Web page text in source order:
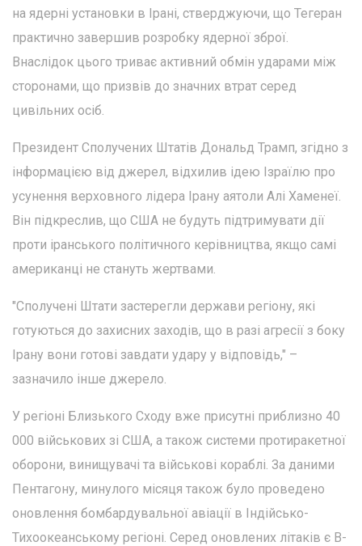
на ядерні установки в Ірані, стверджуючи, що Тегеран
практично завершив розробку ядерної зброї.
Внаслідок цього триває активний обмін ударами між
сторонами, що призвів до значних втрат серед
цивільних осіб.
Президент Сполучених Штатів Дональд Трамп, згідно з
інформацією від джерел, відхилив ідею Ізраїлю про
усунення верховного лідера Ірану аятоли Алі Хаменеї.
Він підкреслив, що США не будуть підтримувати дії
проти іранського політичного керівництва, якщо самі
американці не стануть жертвами.
"Сполучені Штати застерегли держави регіону, які
готуються до захисних заходів, що в разі агресії з боку
Ірану вони готові завдати удару у відповідь," –
зазначило інше джерело.
У регіоні Близького Сходу вже присутні приблизно 40
000 військових зі США, а також системи протиракетної
оборони, винищувачі та військові кораблі. За даними
Пентагону, минулого місяця також було проведено
оновлення бомбардувальної авіації в Індійсько-
Тихоокеанському регіоні. Серед оновлених літаків є B-